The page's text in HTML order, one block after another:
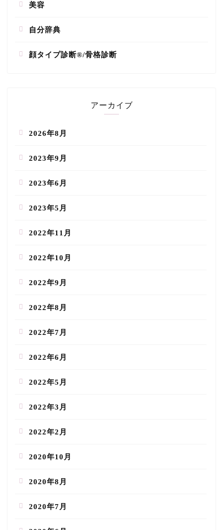
美容
自分辞典
顔タイプ診断®/骨格診断
アーカイブ
2026年8月
2023年9月
2023年6月
2023年5月
2022年11月
2022年10月
2022年9月
2022年8月
2022年7月
2022年6月
2022年5月
2022年3月
2022年2月
2020年10月
2020年8月
2020年7月